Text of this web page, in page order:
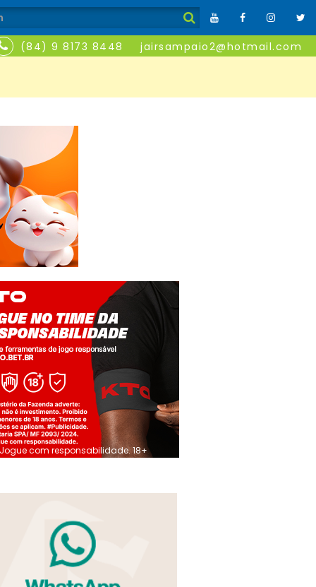
(84) 9 8173 8448 jairsampaio2@hotmail.com
Jogue com responsabilidade. 18+